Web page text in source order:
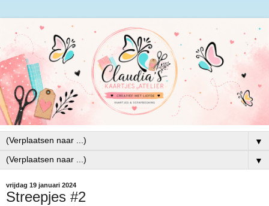
▼
▼
vrijdag 19 januari 2024
Streepjes #2